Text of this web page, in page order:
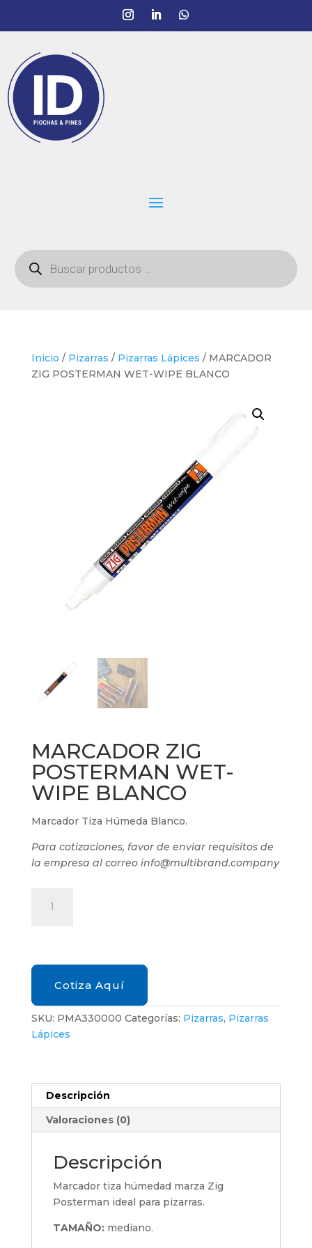
Búsqueda
de
productos
Inicio / Pizarras / Pizarras Lápices / MARCADOR
ZIG POSTERMAN WET-WIPE BLANCO
MARCADOR ZIG
POSTERMAN WET-
WIPE BLANCO
Marcador Tiza Húmeda Blanco.
Para cotizaciones, favor de enviar requisitos de
la empresa al correo info@multibrand.company
cantidadCotiza Aquí
SKU: PMA330000 Categorías: Pizarras, Pizarras
Lápices
Descripción
Valoraciones (0)
Descripción
Marcador tiza húmedad marza Zig
Posterman ideal para pizarras.
TAMAÑO: mediano.